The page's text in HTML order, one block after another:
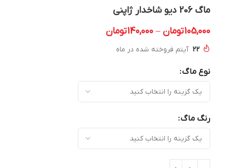
ماگ 206 دیو شاخدار ژاپنی
105,000تومان –
140,000تومان
22 آیتم فروخته شده در ماه
نوع ماگ
رنگ ماگ